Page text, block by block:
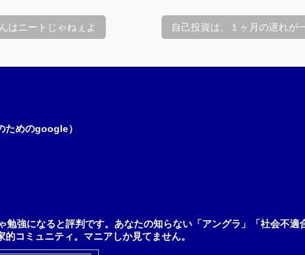
はニートじゃねぇよ 自己投資は、１ヶ月の遅れが
めのgoogle）
勉強になると評判です。あなたの知らない「アングラ」「社会不
コミュニティ。マニアしか見てません。